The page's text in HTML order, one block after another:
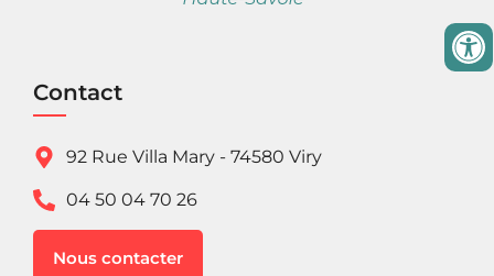
Contact
92 Rue Villa Mary - 74580 Viry
04 50 04 70 26
Nous contacter